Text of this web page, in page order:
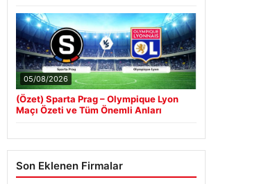
05/08/2026
(Özet) Sparta Prag – Olympique Lyon
Maçı Özeti ve Tüm Önemli Anları
Son Eklenen Firmalar